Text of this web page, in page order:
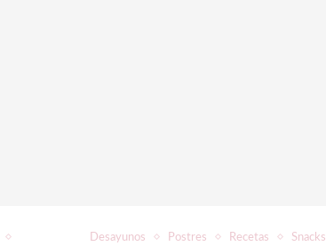
Desayunos Postres Recetas Snacks